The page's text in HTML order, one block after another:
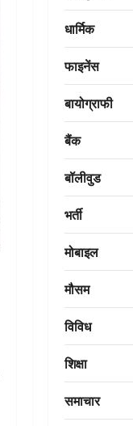
धार्मिक
फाइनेंस
बायोग्राफी
बैंक
बॉलीवुड
भर्ती
मोबाइल
मौसम
विविध
शिक्षा
समाचार